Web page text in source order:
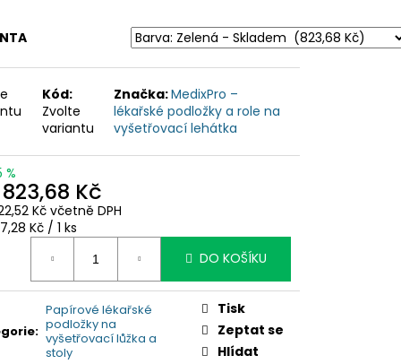
Kód:
Zvolte
variantu
Značka:MedixPro –
lékařské podložky a role na
vyšetřovací lehátka
%
823,68 Kč
Kčvčetně DPH
Kč / 1 ks
DO KOŠÍKU
:
Papírové lékařské
podložky na
vyšetřovací lůžka a
stoly
Tisk
Zeptat se
Hlídat